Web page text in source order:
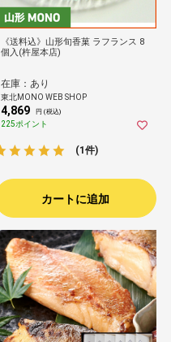
《送料込》山形旬香菓 ラフランス 8
個入(杵屋本店)
在庫：あり
東北MONO WEB SHOP
4,869 円 (税込)
225ポイント
(1件)
カートに追加